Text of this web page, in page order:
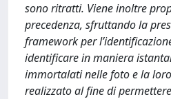
sono ritratti. Viene inoltre
precedenza, sfruttando la
framework per
identificare in maniera
immortalati nelle foto e la
realizzato al fine di